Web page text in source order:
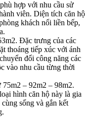
hợp với nhu cầu sử
viên. Diện tích căn hộ
khách nối liền bếp,
Đặc trưng của các
thoáng tiếp xúc với ánh
đổi công năng các
vào nhu cầu từng thời
– 92m2 – 98m2.
hình căn hộ này là gia
sống và gắn kết